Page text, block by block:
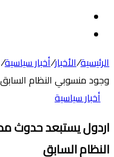
الرئيسية/الأخبار/أخبار سياسية/
وجود منسوبي النظام السابق
أخبار سياسية
اردول يستبعد حدوث
النظام السابق